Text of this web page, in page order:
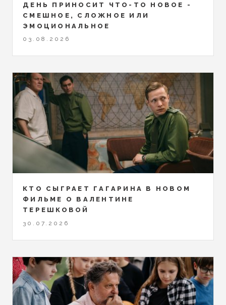
ДЕНЬ ПРИНОСИТ ЧТО-ТО НОВОЕ -
СМЕШНОЕ, СЛОЖНОЕ ИЛИ
ЭМОЦИОНАЛЬНОЕ
03.08.2026
КТО СЫГРАЕТ ГАГАРИНА В НОВОМ
ФИЛЬМЕ О ВАЛЕНТИНЕ
ТЕРЕШКОВОЙ
30.07.2026